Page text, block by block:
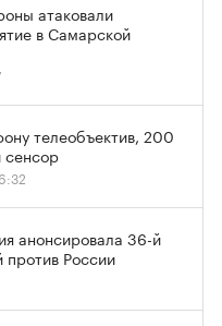
атаковали
в Самарской
телеобъектив, 200
анонсировала 36-й
против России